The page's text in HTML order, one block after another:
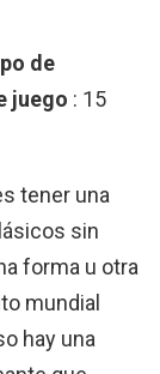
de
juego : 15
tener una
sin
forma u otra
mundial
hay una